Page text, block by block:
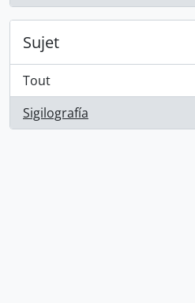
Sujet
Tout
Sigilografía
, 2 résultats